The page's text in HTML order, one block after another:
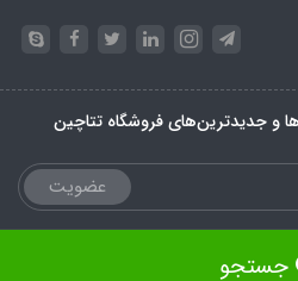
جستجو
و جدیدترین‌های فروشگاه تتاچین
عضویت